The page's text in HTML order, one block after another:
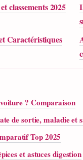
classements 2025
Caractéristiques
? Comparaison
de sortie, maladie et
Top 2025
et astuces digestion